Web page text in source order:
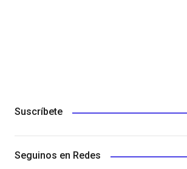
Suscríbete
Seguinos en Redes